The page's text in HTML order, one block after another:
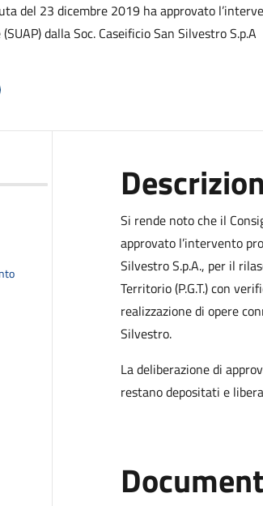
del 23 dicembre 2019 ha approvato
dalla Soc. Caseificio San Silvestro S.p.A
Si rende noto che il
approvato l’intervento
Silvestro S.p.A., per il
Territorio (P.G.T.) con
realizzazione di opere
Silvestro.
La deliberazione di
restano depositati e